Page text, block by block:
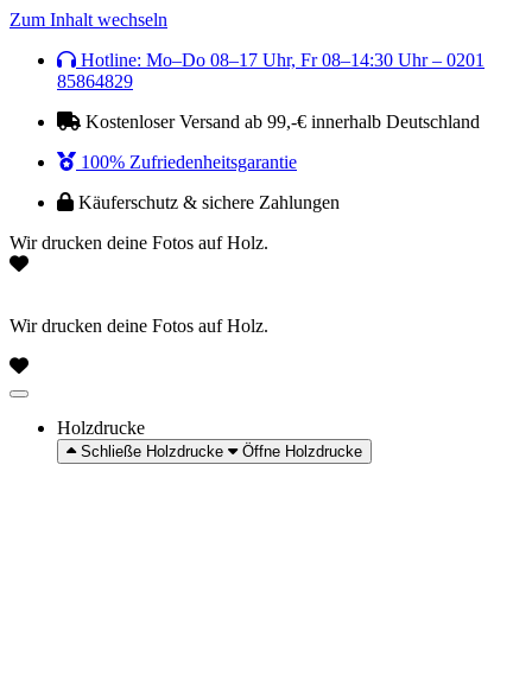
Zum Inhalt wechseln
Hotline: Mo–Do 08–17 Uhr, Fr 08–14:30 Uhr – 0201
85864829
Kostenloser Versand ab 99,-€ innerhalb Deutschland
100% Zufriedenheitsgarantie
Käuferschutz & sichere Zahlungen
Wir drucken deine Fotos auf Holz.
Wir drucken deine Fotos auf Holz.
Holzdrucke
Schließe Holzdrucke Öffne Holzdrucke